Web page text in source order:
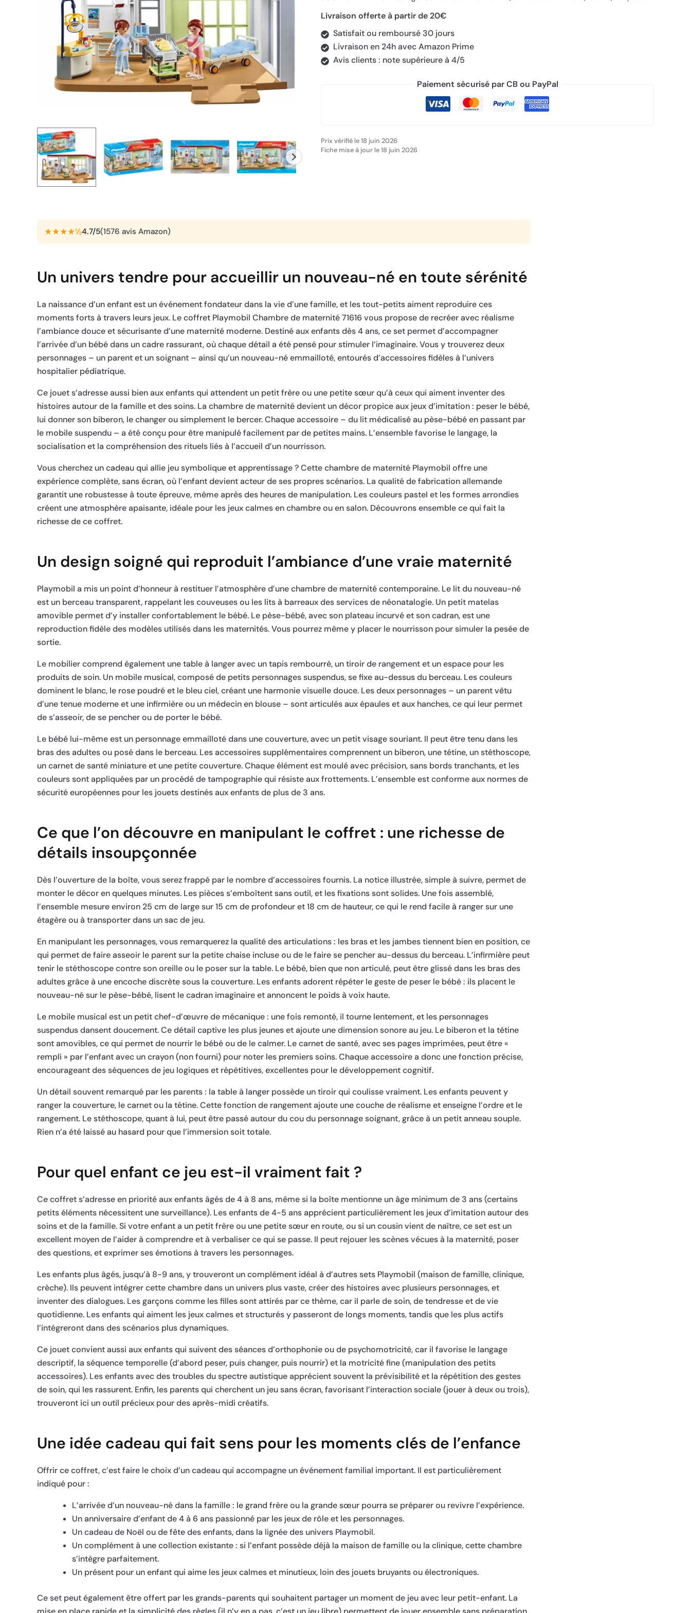
client
Livraison offerte à partir de 20€
Satisfait ou remboursé 30 jours
Livraison en 24h avec Amazon Prime
Avis clients : note supérieure à 4/5
Paiement sécurisé par CB ou PayPal
Prix vérifié le 18 juin 2026
Fiche mise à jour le 18 juin 2026
★★★★½4.7/5(1576 avis Amazon)
Un univers tendre pour accueillir un nouveau-né en toute sérénité
La naissance d’un enfant est un événement fondateur dans la vie d’une famille, et les tout-petits aiment reproduire ces
moments forts à travers leurs jeux. Le coffret Playmobil Chambre de maternité 71616 vous propose de recréer avec réalisme
l’ambiance douce et sécurisante d’une maternité moderne. Destiné aux enfants dès 4 ans, ce set permet d’accompagner
l’arrivée d’un bébé dans un cadre rassurant, où chaque détail a été pensé pour stimuler l’imaginaire. Vous y trouverez deux
personnages – un parent et un soignant – ainsi qu’un nouveau-né emmailloté, entourés d’accessoires fidèles à l’univers
hospitalier pédiatrique.
Ce jouet s’adresse aussi bien aux enfants qui attendent un petit frère ou une petite sœur qu’à ceux qui aiment inventer des
histoires autour de la famille et des soins. La chambre de maternité devient un décor propice aux jeux d’imitation : peser le bébé,
lui donner son biberon, le changer ou simplement le bercer. Chaque accessoire – du lit médicalisé au pèse-bébé en passant par
le mobile suspendu – a été conçu pour être manipulé facilement par de petites mains. L’ensemble favorise le langage, la
socialisation et la compréhension des rituels liés à l’accueil d’un nourrisson.
Vous cherchez un cadeau qui allie jeu symbolique et apprentissage ? Cette chambre de maternité Playmobil offre une
expérience complète, sans écran, où l’enfant devient acteur de ses propres scénarios. La qualité de fabrication allemande
garantit une robustesse à toute épreuve, même après des heures de manipulation. Les couleurs pastel et les formes arrondies
créent une atmosphère apaisante, idéale pour les jeux calmes en chambre ou en salon. Découvrons ensemble ce qui fait la
richesse de ce coffret.
Un design soigné qui reproduit l’ambiance d’une vraie maternité
Playmobil a mis un point d’honneur à restituer l’atmosphère d’une chambre de maternité contemporaine. Le lit du nouveau-né
est un berceau transparent, rappelant les couveuses ou les lits à barreaux des services de néonatalogie. Un petit matelas
amovible permet d’y installer confortablement le bébé. Le pèse-bébé, avec son plateau incurvé et son cadran, est une
reproduction fidèle des modèles utilisés dans les maternités. Vous pourrez même y placer le nourrisson pour simuler la pesée de
sortie.
Le mobilier comprend également une table à langer avec un tapis rembourré, un tiroir de rangement et un espace pour les
produits de soin. Un mobile musical, composé de petits personnages suspendus, se fixe au-dessus du berceau. Les couleurs
dominent le blanc, le rose poudré et le bleu ciel, créant une harmonie visuelle douce. Les deux personnages – un parent vêtu
d’une tenue moderne et une infirmière ou un médecin en blouse – sont articulés aux épaules et aux hanches, ce qui leur permet
de s’asseoir, de se pencher ou de porter le bébé.
Le bébé lui-même est un personnage emmailloté dans une couverture, avec un petit visage souriant. Il peut être tenu dans les
bras des adultes ou posé dans le berceau. Les accessoires supplémentaires comprennent un biberon, une tétine, un stéthoscope,
un carnet de santé miniature et une petite couverture. Chaque élément est moulé avec précision, sans bords tranchants, et les
couleurs sont appliquées par un procédé de tampographie qui résiste aux frottements. L’ensemble est conforme aux normes de
sécurité européennes pour les jouets destinés aux enfants de plus de 3 ans.
Ce que l’on découvre en manipulant le coffret : une richesse de
détails insoupçonnée
Dès l’ouverture de la boîte, vous serez frappé par le nombre d’accessoires fournis. La notice illustrée, simple à suivre, permet de
monter le décor en quelques minutes. Les pièces s’emboîtent sans outil, et les fixations sont solides. Une fois assemblé,
l’ensemble mesure environ 25 cm de large sur 15 cm de profondeur et 18 cm de hauteur, ce qui le rend facile à ranger sur une
étagère ou à transporter dans un sac de jeu.
En manipulant les personnages, vous remarquerez la qualité des articulations : les bras et les jambes tiennent bien en position, ce
qui permet de faire asseoir le parent sur la petite chaise incluse ou de le faire se pencher au-dessus du berceau. L’infirmière peut
tenir le stéthoscope contre son oreille ou le poser sur la table. Le bébé, bien que non articulé, peut être glissé dans les bras des
adultes grâce à une encoche discrète sous la couverture. Les enfants adorent répéter le geste de peser le bébé : ils placent le
nouveau-né sur le pèse-bébé, lisent le cadran imaginaire et annoncent le poids à voix haute.
Le mobile musical est un petit chef-d’œuvre de mécanique : une fois remonté, il tourne lentement, et les personnages
suspendus dansent doucement. Ce détail captive les plus jeunes et ajoute une dimension sonore au jeu. Le biberon et la tétine
sont amovibles, ce qui permet de nourrir le bébé ou de le calmer. Le carnet de santé, avec ses pages imprimées, peut être «
rempli » par l’enfant avec un crayon (non fourni) pour noter les premiers soins. Chaque accessoire a donc une fonction précise,
encourageant des séquences de jeu logiques et répétitives, excellentes pour le développement cognitif.
Un détail souvent remarqué par les parents : la table à langer possède un tiroir qui coulisse vraiment. Les enfants peuvent y
ranger la couverture, le carnet ou la tétine. Cette fonction de rangement ajoute une couche de réalisme et enseigne l’ordre et le
rangement. Le stéthoscope, quant à lui, peut être passé autour du cou du personnage soignant, grâce à un petit anneau souple.
Rien n’a été laissé au hasard pour que l’immersion soit totale.
Pour quel enfant ce jeu est-il vraiment fait ?
Ce coffret s’adresse en priorité aux enfants âgés de 4 à 8 ans, même si la boîte mentionne un âge minimum de 3 ans (certains
petits éléments nécessitent une surveillance). Les enfants de 4-5 ans apprécient particulièrement les jeux d’imitation autour des
soins et de la famille. Si votre enfant a un petit frère ou une petite sœur en route, ou si un cousin vient de naître, ce set est un
excellent moyen de l’aider à comprendre et à verbaliser ce qui se passe. Il peut rejouer les scènes vécues à la maternité, poser
des questions, et exprimer ses émotions à travers les personnages.
Les enfants plus âgés, jusqu’à 8-9 ans, y trouveront un complément idéal à d’autres sets Playmobil (maison de famille, clinique,
crèche). Ils peuvent intégrer cette chambre dans un univers plus vaste, créer des histoires avec plusieurs personnages, et
inventer des dialogues. Les garçons comme les filles sont attirés par ce thème, car il parle de soin, de tendresse et de vie
quotidienne. Les enfants qui aiment les jeux calmes et structurés y passeront de longs moments, tandis que les plus actifs
l’intégreront dans des scénarios plus dynamiques.
Ce jouet convient aussi aux enfants qui suivent des séances d’orthophonie ou de psychomotricité, car il favorise le langage
descriptif, la séquence temporelle (d’abord peser, puis changer, puis nourrir) et la motricité fine (manipulation des petits
accessoires). Les enfants avec des troubles du spectre autistique apprécient souvent la prévisibilité et la répétition des gestes
de soin, qui les rassurent. Enfin, les parents qui cherchent un jeu sans écran, favorisant l’interaction sociale (jouer à deux ou trois),
trouveront ici un outil précieux pour des après-midi créatifs.
Une idée cadeau qui fait sens pour les moments clés de l’enfance
Offrir ce coffret, c’est faire le choix d’un cadeau qui accompagne un événement familial important. Il est particulièrement
indiqué pour :
L’arrivée d’un nouveau-né dans la famille : le grand frère ou la grande sœur pourra se préparer ou revivre l’expérience.
Un anniversaire d’enfant de 4 à 6 ans passionné par les jeux de rôle et les personnages.
Un cadeau de Noël ou de fête des enfants, dans la lignée des univers Playmobil.
Un complément à une collection existante : si l’enfant possède déjà la maison de famille ou la clinique, cette chambre
s’intègre parfaitement.
Un présent pour un enfant qui aime les jeux calmes et minutieux, loin des jouets bruyants ou électroniques.
Ce set peut également être offert par les grands-parents qui souhaitent partager un moment de jeu avec leur petit-enfant. La